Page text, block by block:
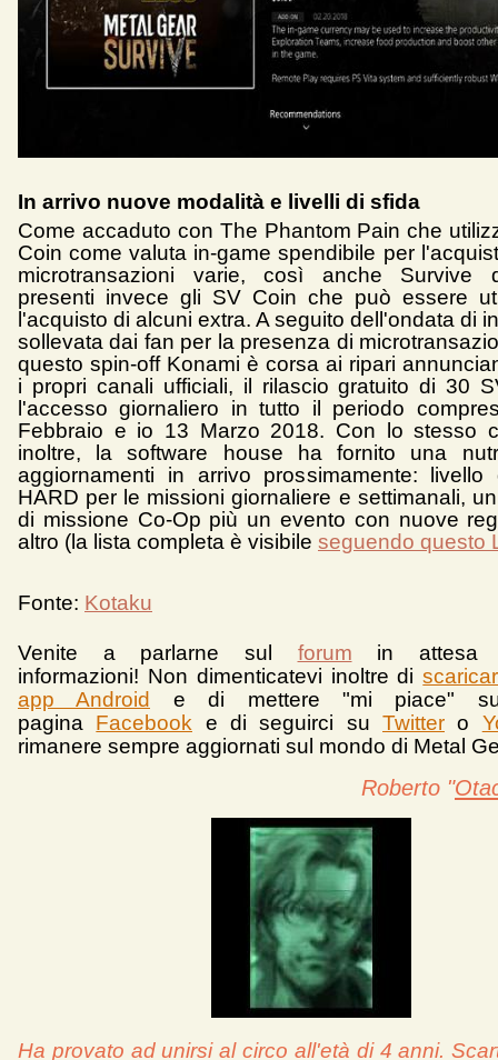
In arrivo nuove modalità e livelli di sfida
Come accaduto con The Phantom Pain che
Coin come valuta in-game spendibile per
microtransazioni varie, così anche Survive
presenti invece gli SV Coin che può essere
l'acquisto di alcuni extra. A seguito dell'ondata di
sollevata dai fan per la presenza di
questo spin-off Konami è corsa ai ripari
i propri canali ufficiali, il rilascio gratuito di 30
l'accesso giornaliero in tutto il periodo
Febbraio e io 13 Marzo 2018. Con lo stesso
inoltre, la software house ha fornito una
aggiornamenti in arrivo prossimamente: livello
HARD per le missioni giornaliere e settimanali,
di missione Co-Op più un evento con nuove
altro (la lista completa è visibile seguendo questo
Fonte: Kotaku
Venite a parlarne sul forum in attesa
informazioni! Non dimenticatevi inoltre di
app Android
e di mettere "mi piace"
pagina Facebook e di seguirci suTwitter o
rimanere sempre aggiornati sul mondo di Metal
Roberto "
Ha provato ad unirsi al circo all'età di 4 anni.